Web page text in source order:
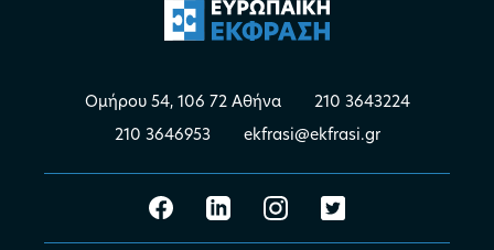
Ομήρου 54, 106 72 Αθήνα
210 3643224
210 3646953
ekfrasi@ekfrasi.gr